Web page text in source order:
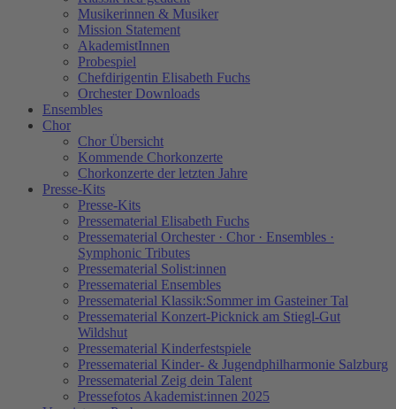
Musikerinnen & Musiker
Mission Statement
AkademistInnen
Probespiel
Chefdirigentin Elisabeth Fuchs
Orchester Downloads
Ensembles
Chor
Chor Übersicht
Kommende Chorkonzerte
Chorkonzerte der letzten Jahre
Presse-Kits
Presse-Kits
Pressematerial Elisabeth Fuchs
Pressematerial Orchester · Chor · Ensembles ·
Symphonic Tributes
Pressematerial Solist:innen
Pressematerial Ensembles
Pressematerial Klassik:Sommer im Gasteiner Tal
Pressematerial Konzert-Picknick am Stiegl-Gut
Wildshut
Pressematerial Kinderfestspiele
Pressematerial Kinder- & Jugendphilharmonie Salzburg
Pressematerial Zeig dein Talent
Pressefotos Akademist:innen 2025